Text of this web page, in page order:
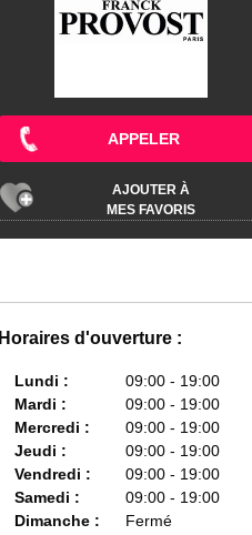
APPELER
AJOUTER À
MES FAVORIS
Horaires d'ouverture :
Lundi :
09:00 - 19:00
Mardi :
09:00 - 19:00
Mercredi :
09:00 - 19:00
Jeudi :
09:00 - 19:00
Vendredi :
09:00 - 19:00
Samedi :
09:00 - 19:00
Dimanche :
Fermé